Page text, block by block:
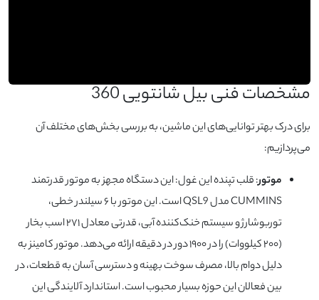
مشخصات فنی بیل شانتویی 360
برای درک بهتر توانایی‌های این ماشین، به بررسی بخش‌های مختلف آن
می‌پردازیم:
موتور: قلب تپنده این غول: این دستگاه مجهز به موتور قدرتمند
CUMMINS مدل QSL9 است. این موتور با ۶ سیلندر خطی،
توربوشارژ و سیستم خنک‌کننده آبی، قدرتی معادل ۲۷۱ اسب بخار
(۲۰۰ کیلووات) را در ۱۹۰۰ دور در دقیقه ارائه می‌دهد. موتور کامینز به
دلیل دوام بالا، مصرف سوخت بهینه و دسترسی آسان به قطعات، در
بین فعالان این حوزه بسیار محبوب است. استاندارد آلایندگی این